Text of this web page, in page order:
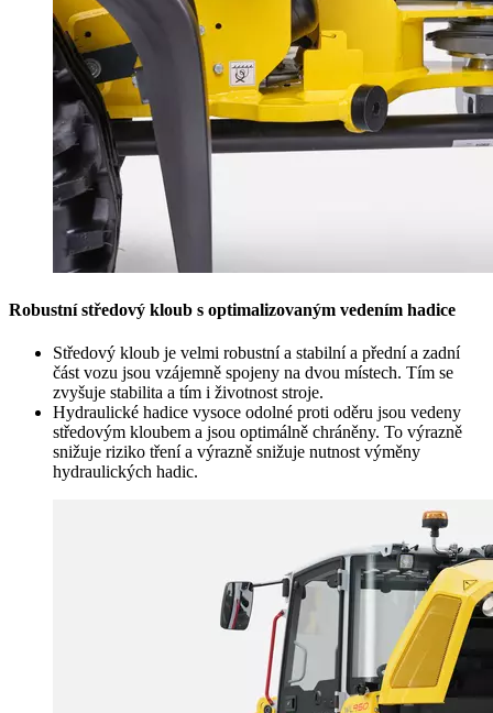
Robustní středový kloub s optimalizovaným vedením hadice
Středový kloub je velmi robustní a stabilní a přední a zadní
část vozu jsou vzájemně spojeny na dvou místech. Tím se
zvyšuje stabilita a tím i životnost stroje.
Hydraulické hadice vysoce odolné proti oděru jsou vedeny
středovým kloubem a jsou optimálně chráněny. To výrazně
snižuje riziko tření a výrazně snižuje nutnost výměny
hydraulických hadic.